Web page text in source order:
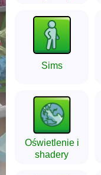
Sims
Oświetlenie i
shadery